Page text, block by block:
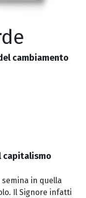
cambiamento
capitalismo
semina in quella
Il Signore infatti